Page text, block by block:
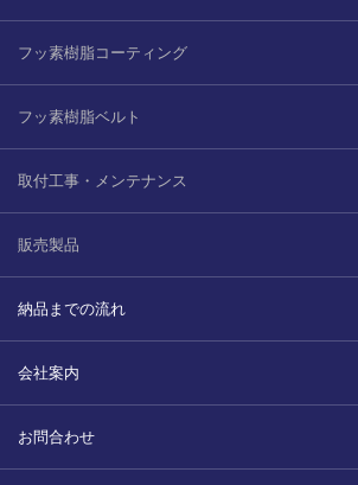
フッ素樹脂コーティング
フッ素樹脂ベルト
取付工事・メンテナンス
販売製品
納品までの流れ
会社案内
お問合わせ